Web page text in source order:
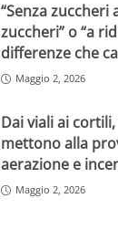
“Senza zuccheri
zuccheri” o “a
differenze che
Maggio 2, 2026
Dai viali ai
mettono alla
aerazione e
Maggio 2, 2026